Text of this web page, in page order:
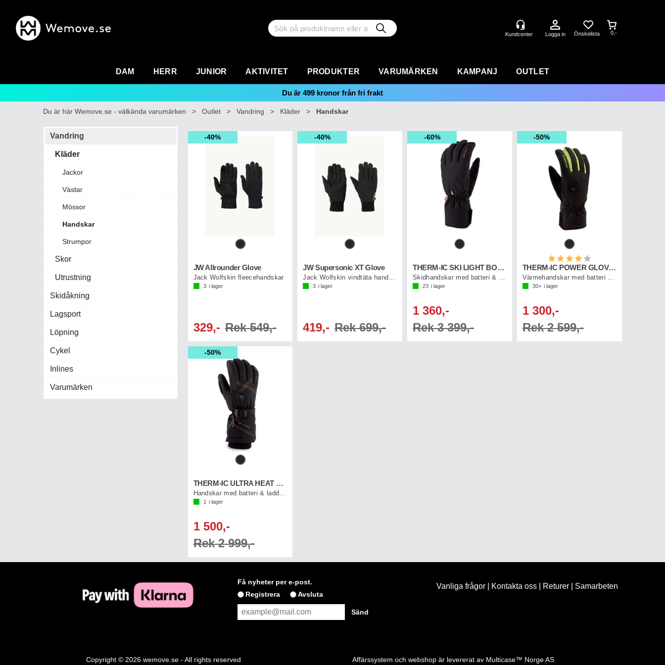
Logga in 0,-
DAM HERR JUNIOR AKTIVITET PRODUKTER VARUMÄRKEN KAMPANJ OUTLET
Du är 499 kronor från fri frakt
Du är här Wemove.se - välkända varumärken > Outlet > Vandring > Kläder > Handskar
Vandring
Kläder
Jackor
Västar
Mössor
Handskar
Strumpor
Skor
Utrustning
Skidåkning
Lagsport
Löpning
Cykel
Inlines
Varumärken
40%
JW Allrounder Glove
Jack Wolfskin fleecehandskar
3 i lager
329,- Rek 549,-
40%
JW Supersonic XT Glove
Jack Wolfskin vindtäta handskar
3 i lager
419,- Rek 699,-
60%
THERM-IC SKI LIGHT BOOST
Skidhandskar med batteri & laddkabel
23 i lager
1 360,-
Rek 3 399,-
50%
Betyg:
THERM-IC POWER GLOVES LIGHT+
Värmehandskar med batteri & laddkabel
30+ i lager
1 300,-
Rek 2 599,-
50%
THERM-IC ULTRA HEAT GLOVE WMN
1 i lager
1 500,-
Rek 2 999,-
Få nyheter per e-post.
Registrera
Avsluta
Vanliga frågor| Kontakta oss| Returer| Samarbeten
Copyright © 2026 wemove.se - All rights reserved Affärssystem och webshopär levererat av Multicase™ Norge AS